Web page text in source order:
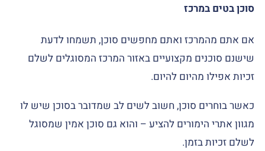
סוכן בטים במרכז
אם אתם מהמרכז ואתם מחפשים סוכן, תשמחו לדעת
שישנם סוכנים מקצועיים באזור המרכז המסוגלים לשלם
זכיות אפילו מהיום להיום.
כאשר בוחרים סוכן, חשוב לשים לב שמדובר בסוכן שיש לו
מגוון אתרי הימורים להציע – והוא גם סוכן אמין שמסוגל
לשלם זכיות בזמן.